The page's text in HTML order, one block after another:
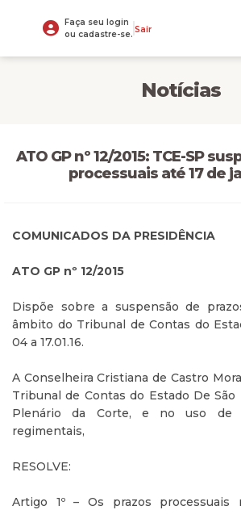
Faça seu login
ou cadastre-se. Sair
Notícias
ATO GP nº 12/2015: TCE-SP
processuais até 17 de
COMUNICADOS DA PRESIDÊNCIA
ATO GP nº 12/2015
Dispõe sobre a suspensão de
âmbito do Tribunal de Contas do
04 a 17.01.16.
A Conselheira Cristiana de Castro
Tribunal de Contas do Estado De São
Plenário da Corte, e no uso de
regimentais,
RESOLVE:
Artigo 1º – Os prazos processuais